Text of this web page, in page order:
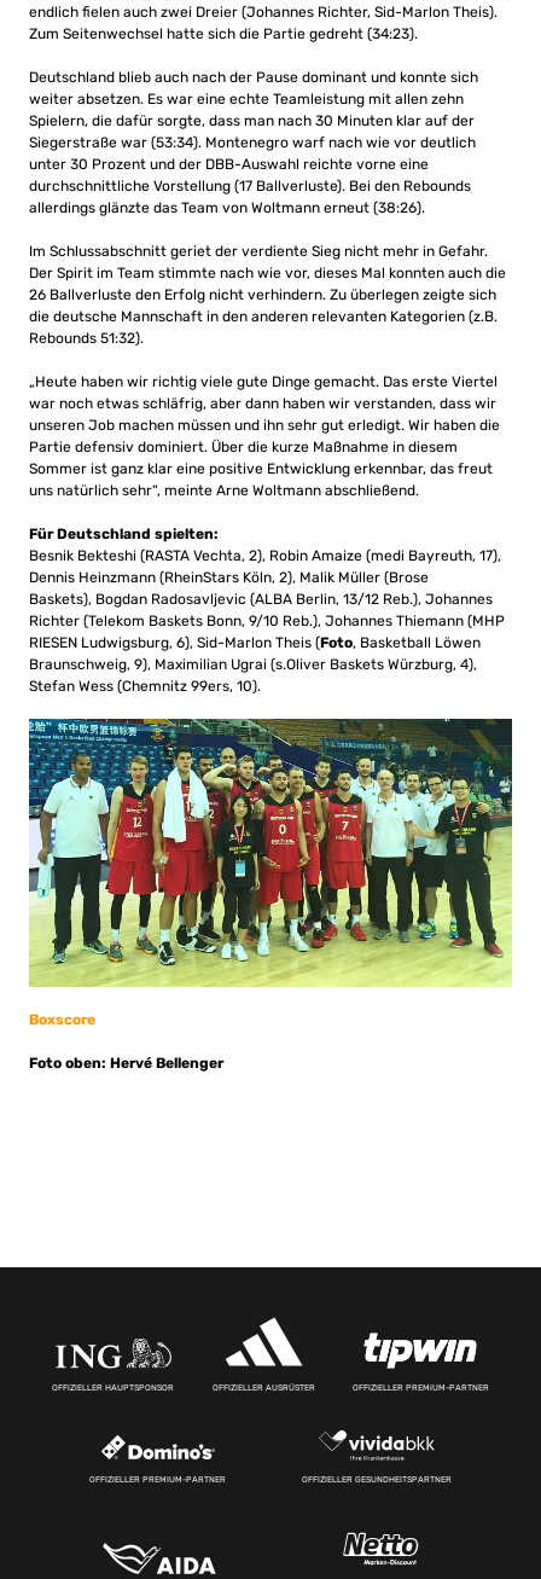
endlich fielen auch zwei Dreier (Johannes Richter, Sid-Marlon Theis).
Zum Seitenwechsel hatte sich die Partie gedreht (34:23).
Deutschland blieb auch nach der Pause dominant und konnte sich
weiter absetzen. Es war eine echte Teamleistung mit allen zehn
Spielern, die dafür sorgte, dass man nach 30 Minuten klar auf der
Siegerstraße war (53:34). Montenegro warf nach wie vor deutlich
unter 30 Prozent und der DBB-Auswahl reichte vorne eine
durchschnittliche Vorstellung (17 Ballverluste). Bei den Rebounds
allerdings glänzte das Team von Woltmann erneut (38:26).
Im Schlussabschnitt geriet der verdiente Sieg nicht mehr in Gefahr.
Der Spirit im Team stimmte nach wie vor, dieses Mal konnten auch die
26 Ballverluste den Erfolg nicht verhindern. Zu überlegen zeigte sich
die deutsche Mannschaft in den anderen relevanten Kategorien (z.B.
Rebounds 51:32).
„Heute haben wir richtig viele gute Dinge gemacht. Das erste Viertel
war noch etwas schläfrig, aber dann haben wir verstanden, dass wir
unseren Job machen müssen und ihn sehr gut erledigt. Wir haben die
Partie defensiv dominiert. Über die kurze Maßnahme in diesem
Sommer ist ganz klar eine positive Entwicklung erkennbar, das freut
uns natürlich sehr“, meinte Arne Woltmann abschließend.
Für Deutschland spielten:
Besnik Bekteshi (RASTA Vechta, 2), Robin Amaize (medi Bayreuth, 17),
Dennis Heinzmann (RheinStars Köln, 2), Malik Müller (Brose
Baskets), Bogdan Radosavljevic (ALBA Berlin, 13/12 Reb.), Johannes
Richter (Telekom Baskets Bonn, 9/10 Reb.), Johannes Thiemann (MHP
RIESEN Ludwigsburg, 6), Sid-Marlon Theis (Foto, Basketball Löwen
Braunschweig, 9), Maximilian Ugrai (s.Oliver Baskets Würzburg, 4),
Stefan Wess (Chemnitz 99ers, 10).
Boxscore
Foto oben: Hervé Bellenger
OFFIZIELLER HAUPTSPONSOR OFFIZIELLER AUSRÜSTER OFFIZIELLER PREMIUM-PARTNER
OFFIZIELLER PREMIUM-PARTNER OFFIZIELLER GESUNDHEITSPARTNER